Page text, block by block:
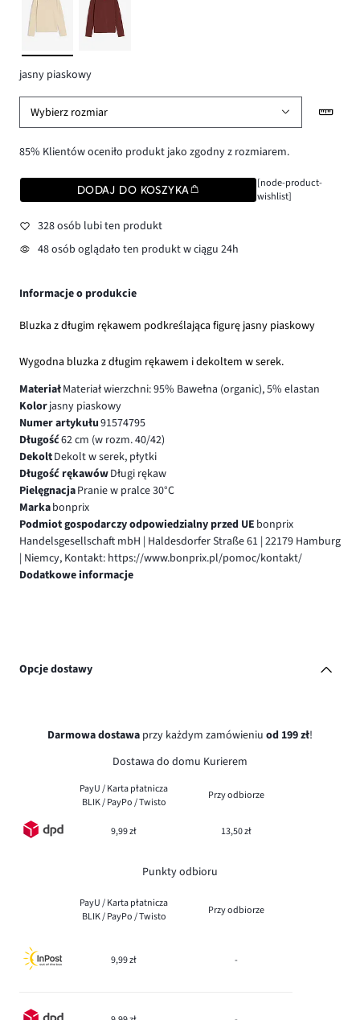
jasny piaskowy
Wybierz rozmiar
85% Klientów oceniło produkt jako zgodny z rozmiarem.
DODAJ DO KOSZYKA
[node-product-
wishlist]
328 osób lubi ten produkt
48 osób oglądało ten produkt w ciągu 24h
Informacje o produkcie
Bluzka z długim rękawem podkreślająca figurę jasny piaskowy
Wygodna bluzka z długim rękawem i dekoltem w serek.
MateriałMateriał wierzchni: 95% Bawełna (organic), 5% elastan
Kolorjasny piaskowy
Numer artykułu91574795
Długość62 cm (w rozm. 40/42)
DekoltDekolt w serek, płytki
Długość rękawówDługi rękaw
PielęgnacjaPranie w pralce 30°C
Markabonprix
Podmiot gospodarczy odpowiedzialny przed UE bonprix
Handelsgesellschaft mbH | Haldesdorfer Straße 61 | 22179 Hamburg
| Niemcy, Kontakt: https://www.bonprix.pl/pomoc/kontakt/
Dodatkowe informacje
Opcje dostawy
Darmowa dostawa przy każdym zamówieniu od 199 zł!
Dostawa do domu Kurierem
PayU / Karta płatnicza
BLIK / PayPo / Twisto
Przy odbiorze
9,99 zł 13,50 zł
Punkty odbioru
PayU / Karta płatnicza
BLIK / PayPo / Twisto
Przy odbiorze
9,99 zł -